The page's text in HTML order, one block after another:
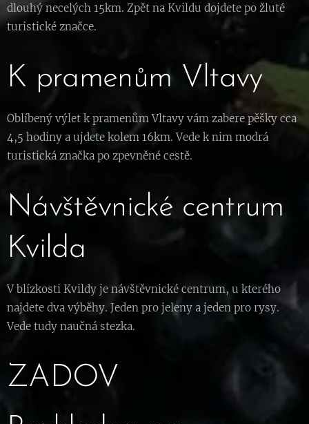
dlouhý necelých 15km. Zpět na Kvildu dojdete po žluté
turistické značce.
K pramenům Vltavy
Oblíbený výlet k pramenům Vltavy vám zabere pěšky cca
4,5 hodiny a ujdete kolem 16km. Vede k nim modrá
turistická značka po zpevněné cestě.
Návštěvnické centrum
Kvilda
V blízkosti Kvildy je návštěvnické centrum, u kterého
najdete dva výběhy. Jeden pro jeleny a jeden pro rysy.
Vede tudy naučná stezka.
ZADOV